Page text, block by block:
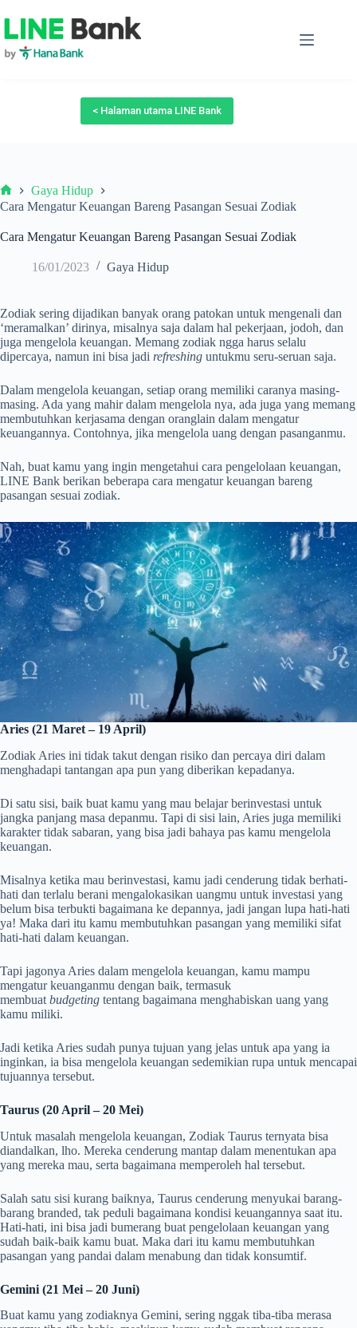
to
content
< Halaman utama LINE Bank
Beranda
Gaya Hidup
Cara Mengatur Keuangan Bareng Pasangan Sesuai Zodiak
Cara Mengatur Keuangan Bareng Pasangan Sesuai Zodiak
16/01/2023 Gaya Hidup
Zodiak sering dijadikan banyak orang patokan untuk mengenali dan
‘meramalkan’ dirinya, misalnya saja dalam hal pekerjaan, jodoh, dan
juga mengelola keuangan. Memang zodiak ngga harus selalu
dipercaya, namun ini bisa jadi refreshing untukmu seru-seruan saja.
Dalam mengelola keuangan, setiap orang memiliki caranya masing-
masing. Ada yang mahir dalam mengelola nya, ada juga yang memang
membutuhkan kerjasama dengan oranglain dalam mengatur
keuangannya. Contohnya, jika mengelola uang dengan pasanganmu.
Nah, buat kamu yang ingin mengetahui cara pengelolaan keuangan,
LINE Bank berikan beberapa cara mengatur keuangan bareng
pasangan sesuai zodiak.
Aries (21 Maret – 19 April)
Zodiak Aries ini tidak takut dengan risiko dan percaya diri dalam
menghadapi tantangan apa pun yang diberikan kepadanya.
Di satu sisi, baik buat kamu yang mau belajar berinvestasi untuk
jangka panjang masa depanmu. Tapi di sisi lain, Aries juga memiliki
karakter tidak sabaran, yang bisa jadi bahaya pas kamu mengelola
keuangan.
Misalnya ketika mau berinvestasi, kamu jadi cenderung tidak berhati-
hati dan terlalu berani mengalokasikan uangmu untuk investasi yang
belum bisa terbukti bagaimana ke depannya, jadi jangan lupa hati-hati
ya! Maka dari itu kamu membutuhkan pasangan yang memiliki sifat
hati-hati dalam keuangan.
Tapi jagonya Aries dalam mengelola keuangan, kamu mampu
mengatur keuanganmu dengan baik, termasuk
membuat budgeting tentang bagaimana menghabiskan uang yang
kamu miliki.
Jadi ketika Aries sudah punya tujuan yang jelas untuk apa yang ia
inginkan, ia bisa mengelola keuangan sedemikian rupa untuk mencapai
tujuannya tersebut.
Taurus (20 April – 20 Mei)
Untuk masalah mengelola keuangan, Zodiak Taurus ternyata bisa
diandalkan, lho. Mereka cenderung mantap dalam menentukan apa
yang mereka mau, serta bagaimana memperoleh hal tersebut.
Salah satu sisi kurang baiknya, Taurus cenderung menyukai barang-
barang branded, tak peduli bagaimana kondisi keuangannya saat itu.
Hati-hati, ini bisa jadi bumerang buat pengelolaan keuangan yang
sudah baik-baik kamu buat. Maka dari itu kamu membutuhkan
pasangan yang pandai dalam menabung dan tidak konsumtif.
Gemini (21 Mei – 20 Juni)
Buat kamu yang zodiaknya Gemini, sering nggak tiba-tiba merasa